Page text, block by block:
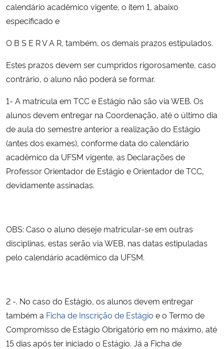
Ministério da Saúde
Ministério da Ciência, Tecnologia, Inovações e Comunicações
Ministério do Turismo
Ministério do Desenvolvimento Regional
Controladoria-Geral da União
Secretaria de Governo
Advocacia-Geral da União
Banco Central do Brasil
calendário acadêmico vigente, o item 1, abaixo
especificado e
O B S E R V A R, também, os demais prazos estipulados.
Estes prazos devem ser cumpridos rigorosamente, caso
contrário, o aluno não poderá se formar.
1- A matrícula em TCC e Estágio não são via WEB. Os
alunos devem entregar na Coordenação, até o último dia
de aula do semestre anterior a realização do Estágio
(antes dos exames), conforme data do calendário
acadêmico da UFSM vigente, as Declarações de
Professor Orientador de Estágio e Orientador de TCC,
devidamente assinadas.
OBS: Caso o aluno deseje matricular-se em outras
disciplinas, estas serão via WEB, nas datas estipuladas
pelo calendário acadêmico da UFSM.
2 -. No caso do Estágio, os alunos devem entregar
também a Ficha de Inscrição de Estágio e o Termo de
Compromisso de Estágio Obrigatório em no máximo, até
15 dias após ter iniciado o Estágio. Já a Ficha de